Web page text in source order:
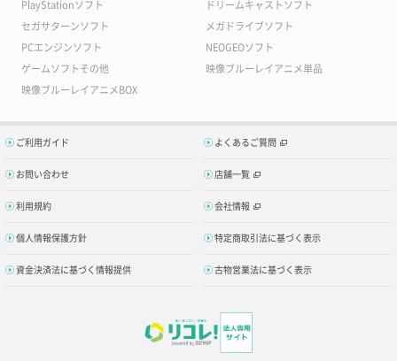
PlayStationソフト
ドリームキャストソフト
セガサターンソフト
メガドライブソフト
PCエンジンソフト
NEOGEOソフト
ゲームソフトその他
映像ブルーレイアニメ単品
映像ブルーレイアニメBOX
ご利用ガイド よくあるご質問
お問い合わせ 店舗一覧
利用規約 会社情報
個人情報保護方針 特定商取引法に基づく表示
資金決済法に基づく情報提供 古物営業法に基づく表示